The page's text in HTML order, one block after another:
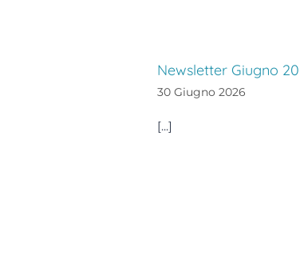
Newsletter Giugno
30 Giugno 2026
[...]